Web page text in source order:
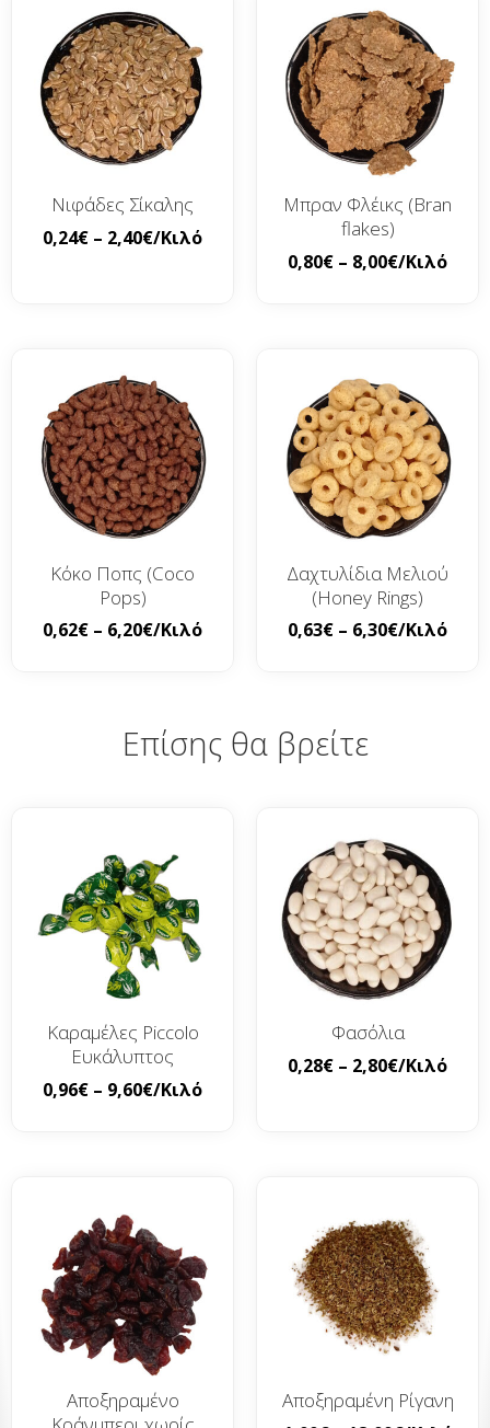
Νιφάδες Σίκαλης
0,24€ – 2,40€/Κιλό
Μπραν Φλέικς (Bran
flakes)
0,80€ – 8,00€/Κιλό
Κόκο Ποπς (Coco
Pops)
0,62€ – 6,20€/Κιλό
Δαχτυλίδια Μελιού
(Honey Rings)
0,63€ – 6,30€/Κιλό
Επίσης θα βρείτε
Καραμέλες Piccolo
Ευκάλυπτος
0,96€ – 9,60€/Κιλό
Φασόλια
0,28€ – 2,80€/Κιλό
Αποξηραμένο
Αποξηραμένη Ρίγανη